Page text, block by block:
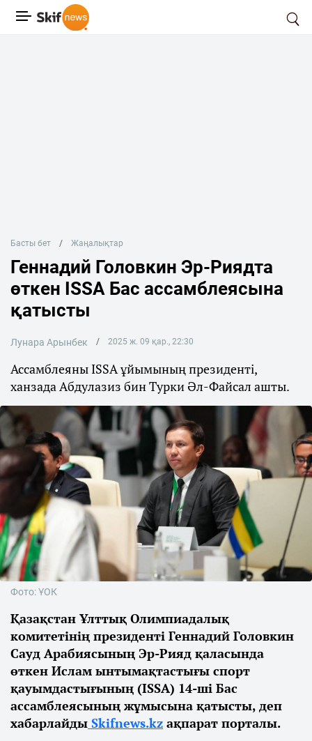
Басты бет Жаңалықтар
Геннадий Головкин Эр-Риядта
өткен ISSA Бас ассамблеясына
қатысты
Лунара Арынбек 2025 ж. 09 қар., 22:30
Ассамблеяны ISSA ұйымының президенті,
ханзада Абдулазиз бин Турки Әл-Файсал ашты.
Фото: ҰОК
Қазақстан Ұлттық Олимпиадалық
комитетінің президенті Геннадий Головкин
Сауд Арабиясының Эр-Рияд қаласында
өткен Ислам ынтымақтастығы спорт
қауымдастығының (ISSA) 14-ші Бас
ассамблеясының жұмысына қатысты, деп
хабарлайды Skifnews.kz ақпарат порталы.